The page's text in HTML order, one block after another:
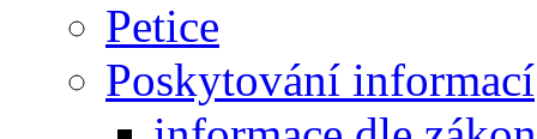
Petice
Poskytování informací